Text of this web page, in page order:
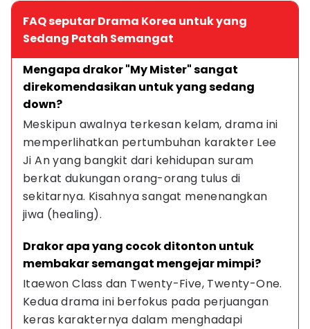
FAQ seputar Drama Korea untuk yang
Sedang Patah Semangat
Mengapa drakor "My Mister" sangat
direkomendasikan untuk yang sedang
down?
Meskipun awalnya terkesan kelam, drama ini
memperlihatkan pertumbuhan karakter Lee
Ji An yang bangkit dari kehidupan suram
berkat dukungan orang-orang tulus di
sekitarnya. Kisahnya sangat menenangkan
jiwa (healing).
Drakor apa yang cocok ditonton untuk
membakar semangat mengejar mimpi?
Itaewon Class dan Twenty-Five, Twenty-One.
Kedua drama ini berfokus pada perjuangan
keras karakternya dalam menghadapi